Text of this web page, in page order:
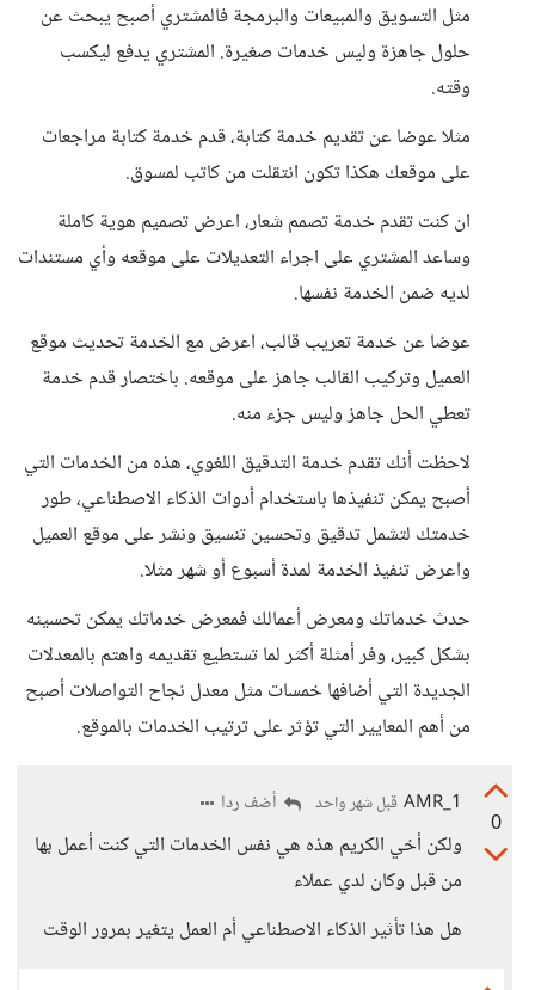
مثل التسويق والمبيعات والبرمجة فالمشتري أصبح يبحث عن
حلول جاهزة وليس خدمات صغيرة. المشتري يدفع ليكسب
وقته.
مثلا عوضا عن تقديم خدمة كتابة، قدم خدمة كتابة مراجعات
على موقعك هكذا تكون انتقلت من كاتب لمسوق.
ان كنت تقدم خدمة تصمم شعار، اعرض تصميم هوية كاملة
وساعد المشتري على اجراء التعديلات على موقعه وأي مستندات
لديه ضمن الخدمة نفسها.
عوضا عن خدمة تعريب قالب، اعرض مع الخدمة تحديث موقع
العميل وتركيب القالب جاهز على موقعه. باختصار قدم خدمة
تعطي الحل جاهز وليس جزء منه.
لاحظت أنك تقدم خدمة التدقيق اللغوي، هذه من الخدمات التي
أصبح يمكن تنفيذها باستخدام أدوات الذكاء الاصطناعي، طور
خدمتك لتشمل تدقيق وتحسين تنسيق ونشر على موقع العميل
واعرض تنفيذ الخدمة لمدة أسبوع أو شهر مثلا.
حدث خدماتك ومعرض أعمالك فمعرض خدماتك يمكن تحسينه
بشكل كبير، وفر أمثلة أكثر لما تستطيع تقديمه واهتم بالمعدلات
الجديدة التي أضافها خمسات مثل معدل نجاح التواصلات أصبح
من أهم المعايير التي تؤثر على ترتيب الخدمات بالموقع.
0
AMR_1 قبل شهر واحد أضف ردا
ولكن أخي الكريم هذه هي نفس الخدمات التي كنت أعمل بها
من قبل وكان لدي عملاء
هل هذا تأثير الذكاء الاصطناعي أم العمل يتغير بمرور الوقت